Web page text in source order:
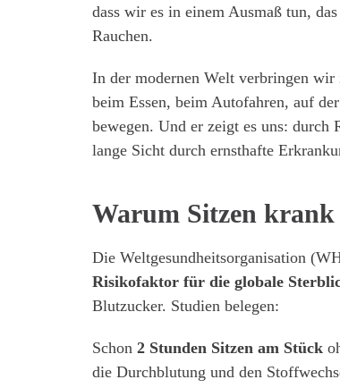
dass wir es in einem Ausmaß tun,
Rauchen.
In der modernen Welt verbringen
beim Essen, beim Autofahren, auf
bewegen. Und er zeigt es uns: durch
lange Sicht durch ernsthafte
Warum Sitzen
Die Weltgesundheitsorganisation
Risikofaktor für die globale
Blutzucker. Studien belegen:
Schon 2 Stunden Sitzen am Stück
die Durchblutung und den